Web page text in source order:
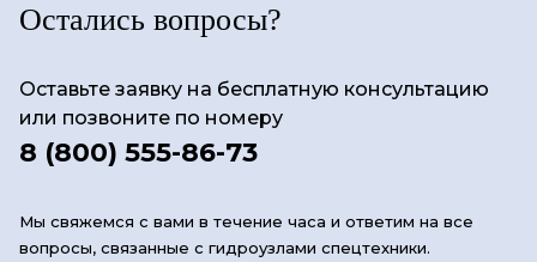
Остались вопросы?
Оставьте заявку на бесплатную консультацию
или позвоните по номеру
8 (800) 555-86-73
Мы свяжемся с вами в течение часа и ответим на все
вопросы, связанные с гидроузлами спецтехники.